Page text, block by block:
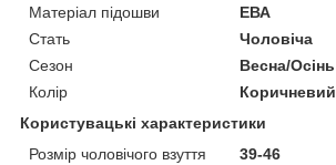
Матеріал підошви
ЕВА
Стать
Чоловіча
Сезон
Весна/Осінь
Колір
Коричневий
Користувацькі характеристики
Розмір чоловічого взуття
39-46